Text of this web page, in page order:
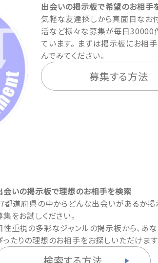
出会いの掲示板で希望のお相手
気軽な友達探しから真面目なお
活など様々な募集が毎日30000
ています。 まずは掲示板にお相
んでみてください。
募集する方法
会いの掲示板で理想のお相手を検索
都道府県の中からどんな出会いがあるか掲
集をお試しください。
性重視の多彩なジャンルの掲示板から、あ
ったりの理想のお相手をお探しいただけます